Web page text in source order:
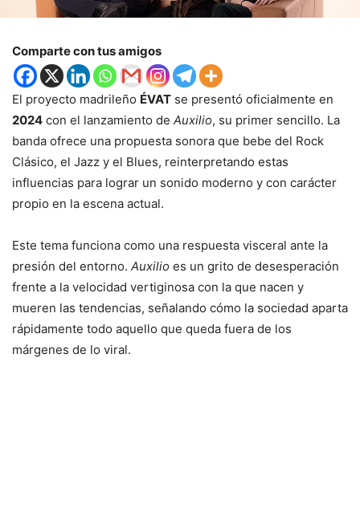
Comparte con tus amigos
El proyecto madrileño ÉVAT se presentó oficialmente en
2024 con el lanzamiento de Auxilio, su primer sencillo. La
banda ofrece una propuesta sonora que bebe del Rock
Clásico, el Jazz y el Blues, reinterpretando estas
influencias para lograr un sonido moderno y con carácter
propio en la escena actual.
Este tema funciona como una respuesta visceral ante la
presión del entorno. Auxilio es un grito de desesperación
frente a la velocidad vertiginosa con la que nacen y
mueren las tendencias, señalando cómo la sociedad aparta
rápidamente todo aquello que queda fuera de los
márgenes de lo viral.